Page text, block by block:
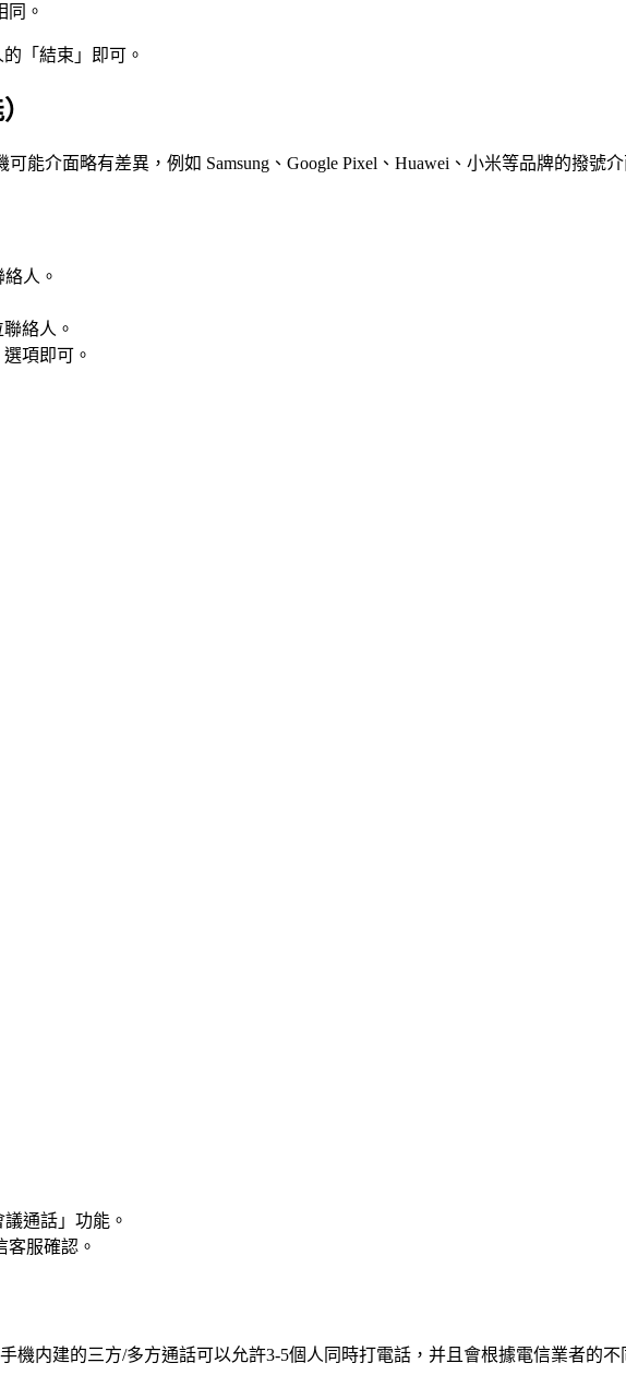
同。
「結束」即可。
能介面略有差異，例如 Samsung、Google Pixel、Huawei、小米等品牌的撥號
人。
絡人。
項即可。
通話」功能。
服確認。
機内建的三方/多方通話可以允許3-5個人同時打電話，并且會根據電信業者的